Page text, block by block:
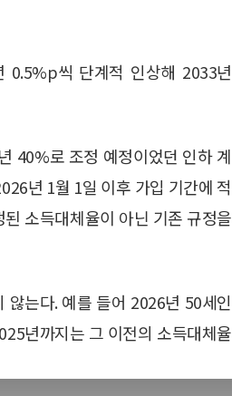
씩 단계적 인상해 2033년
40%로 조정 예정이었던 인하 계
년 1월 1일 이후 가입 기간에 적
소득대체율이 아닌 기존 규정을
는다. 예를 들어 2026년 50세인
년까지는 그 이전의 소득대체율